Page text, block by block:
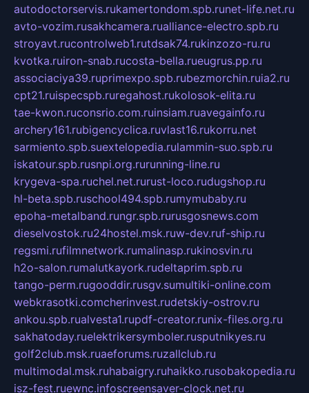
autodoctorservis.rukamertondom.spb.runet-life.net.ru
avto-vozim.rusakhcamera.rualliance-electro.spb.ru
stroyavt.rucontrolweb1.rutdsak74.rukinzozo-ru.ru
kvotka.ruiron-snab.rucosta-bella.rueugrus.pp.ru
associaciya39.ruprimexpo.spb.rubezmorchin.ruia2.ru
cpt21.ruispecspb.ruregahost.rukolosok-elita.ru
tae-kwon.ruconsrio.com.ruinsiam.ruavegainfo.ru
archery161.rubigencyclica.ruvlast16.rukorru.net
sarmiento.spb.suextelopedia.rulammin-suo.spb.ru
iskatour.spb.rusnpi.org.rurunning-line.ru
krygeva-spa.ruchel.net.rurust-loco.rudugshop.ru
hl-beta.spb.ruschool494.spb.rumymubaby.ru
epoha-metalband.rungr.spb.rurusgosnews.com
dieselvostok.ru24hostel.msk.ruw-dev.ruf-ship.ru
regsmi.rufilmnetwork.rumalinasp.rukinosvin.ru
h2o-salon.rumalutkayork.rudeltaprim.spb.ru
tango-perm.rugooddir.rusgv.sumultiki-online.com
webkrasotki.comcherinvest.rudetskiy-ostrov.ru
ankou.spb.rualvesta1.rupdf-creator.runix-files.org.ru
sakhatoday.ruelektrikersymboler.rusputnikyes.ru
golf2club.msk.ruaeforums.ruzallclub.ru
multimodal.msk.ruhabaigry.ruhaikko.rusobakopedia.ru
isz-fest.ruewnc.infoscreensaver-clock.net.ru